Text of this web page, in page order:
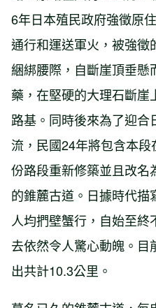
6年日本殖民政府強徵原
通行和運送軍火，被強徵
綑綁腰際，自斷崖頂垂
藥，在堅硬的大理石斷
路基。同時後來為了迎
流，民國24年將包含本
份路段重新修築並且改名
的錐麓古道。日據時代描
人均捫壁蟹行，自始至
去依然令人驚心動魄。目
出共計10.3公里。